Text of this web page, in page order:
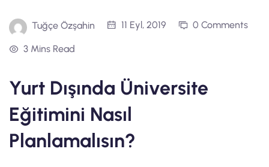
Tuğçe Özşahin 11 Eyl, 2019 0 Comments
3 Mins Read
Yurt Dışında Üniversite
Eğitimini Nasıl
Planlamalısın?